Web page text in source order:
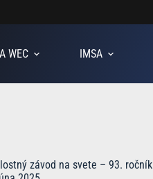
WEC IMSA
závod na svete – 93. ročník